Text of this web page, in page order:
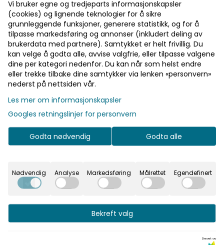
Nyhetsbrev
OSLO VVS SENTER AS sender ut nyhetsbrev. For å
motta dette nyhetsbrevet må brukeren selv melde
seg opp og aktivt be om å motta dette.
Nyhetsbrevets formål er å fortelle kunder om
nyheter, aktiviteter og tilbud. E-postadressen deles
nyhetsbrevet.
Kontaktskjema
Kontaktskjema på nettsiden
oslovvssenter.no
brukes til å sende inne forespørsler om tilbud,
eller kundeansvarlig, og ved andre spørsmål
vedrørende OSLO VVS SENTER AS sine tjenester og
avsluttet og spørsmålet er besvart, senest 30 dager
etter.
Vi bruker egne og tredjeparts informasjonskapsler
(cookies) og lignende teknologier for å sikre
grunnleggende funksjoner, generere statistikk, og for å
tilpasse markedsføring og annonser (inkludert deling av
brukerdata med partnere). Samtykket er helt frivillig. Du
kan velge å godta alle, avvise valgfrie, eller tilpasse valgene
dine per kategori nedenfor. Du kan når som helst endre
eller trekke tilbake dine samtykker via lenken «personvern»
nederst på nettsiden vår.
Les mer om informasjonskapsler
Googles retningslinjer for personvern
Godta nødvendig Godta alle
Nødvendig Analyse Markedsføring Målrettet Egendefinert
Bekreft valg
Drevet av